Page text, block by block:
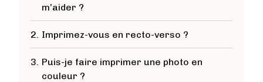
m’aider ?
2. Imprimez-vous en recto-verso ?
3. Puis-je faire imprimer une photo en
couleur ?